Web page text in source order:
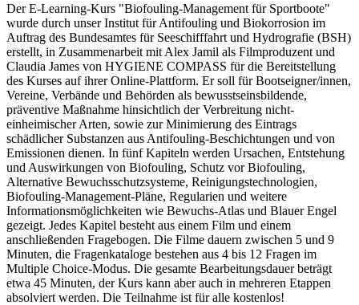
Der E-Learning-Kurs "Biofouling-Management für Sportboote"
wurde durch unser Institut für Antifouling und Biokorrosion im
Auftrag des Bundesamtes für Seeschifffahrt und Hydrografie (BSH)
erstellt, in Zusammenarbeit mit Alex Jamil als Filmproduzent und
Claudia James von HYGIENE COMPASS für die Bereitstellung
des Kurses auf ihrer Online-Plattform. Er soll für Bootseigner/innen,
Vereine, Verbände und Behörden als bewusstseinsbildende,
präventive Maßnahme hinsichtlich der Verbreitung nicht-
einheimischer Arten, sowie zur Minimierung des Eintrags
schädlicher Substanzen aus Antifouling-Beschichtungen und von
Emissionen dienen. In fünf Kapiteln werden Ursachen, Entstehung
und Auswirkungen von Biofouling, Schutz vor Biofouling,
Alternative Bewuchsschutzsysteme, Reinigungstechnologien,
Biofouling-Management-Pläne, Regularien und weitere
Informationsmöglichkeiten wie Bewuchs-Atlas und Blauer Engel
gezeigt. Jedes Kapitel besteht aus einem Film und einem
anschließenden Fragebogen. Die Filme dauern zwischen 5 und 9
Minuten, die Fragenkataloge bestehen aus 4 bis 12 Fragen im
Multiple Choice-Modus. Die gesamte Bearbeitungsdauer beträgt
etwa 45 Minuten, der Kurs kann aber auch in mehreren Etappen
absolviert werden. Die Teilnahme ist für alle kostenlos!